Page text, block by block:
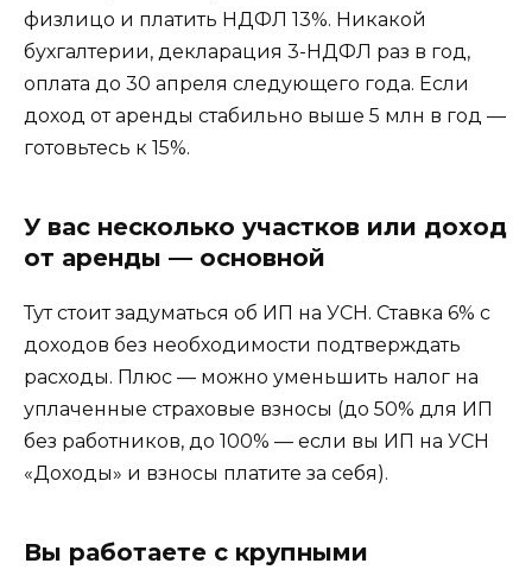
физлицо и платить НДФЛ 13%. Никакой
бухгалтерии, декларация 3-НДФЛ раз в год,
оплата до 30 апреля следующего года. Если
доход от аренды стабильно выше 5 млн в год —
готовьтесь к 15%.
У вас несколько участков или доход
от аренды — основной
Тут стоит задуматься об ИП на УСН. Ставка 6% с
доходов без необходимости подтверждать
расходы. Плюс — можно уменьшить налог на
уплаченные страховые взносы (до 50% для ИП
без работников, до 100% — если вы ИП на УСН
«Доходы» и взносы платите за себя).
Вы работаете с крупными